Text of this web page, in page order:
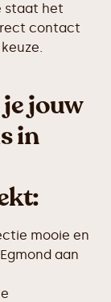
staat het
contact
jouw
in
mooie en
aan